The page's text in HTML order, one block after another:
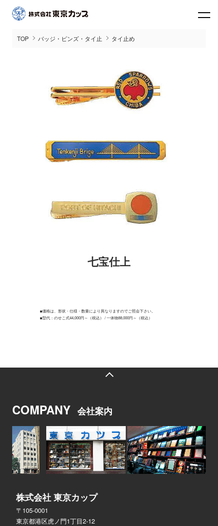
TOP バッジ・ピンズ・タイ止 タイ止め
七宝仕上
■価格は、形状・仕様・数量により異なりますのでご照会下さい。
■型代：のせこ式44,000円～（税込） / 一体物88,000円～（税込）
COMPANY 会社案内
株式会社 東京カップ
〒105-0001
東京都港区虎ノ門1丁目2-12